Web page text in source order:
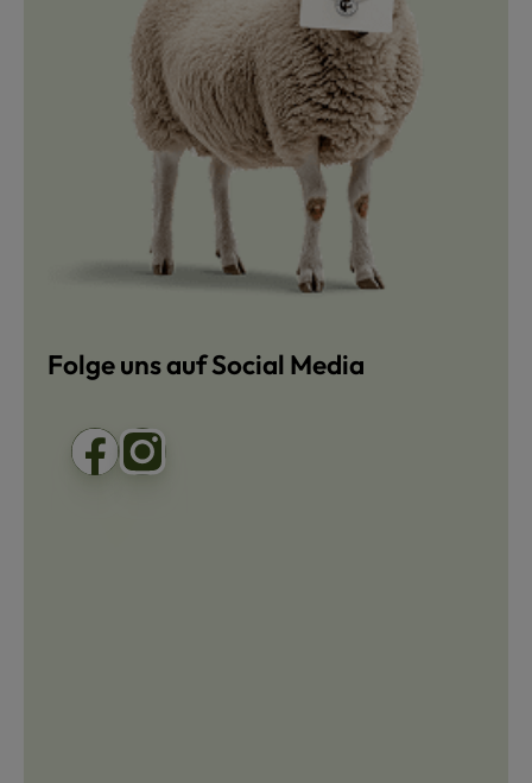
Folge uns auf Social Media